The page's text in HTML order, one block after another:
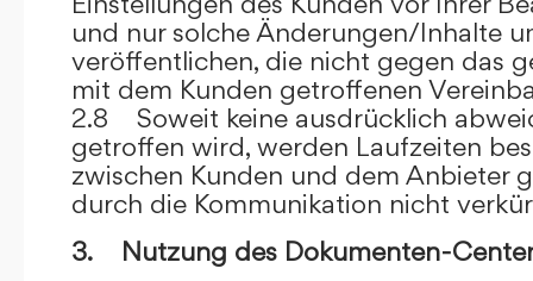
und nur solche Änderungen/Inhalte
veröffentlichen, die nicht gegen das
mit dem Kunden getroffenen
2.8 Soweit keine ausdrücklich
getroffen wird, werden Laufzeiten
zwischen Kunden und dem Anbieter
durch die Kommunikation nicht
3. Nutzung des Dokumenten-